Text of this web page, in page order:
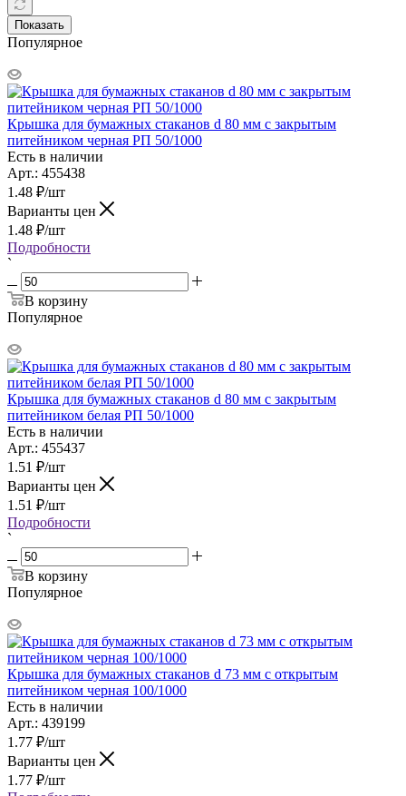
Показать
Популярное
Крышка для бумажных стаканов d 80 мм с закрытым
питейником черная РП 50/1000
Есть в наличии
Арт.: 455438
1.48 ₽/шт
Варианты цен
1.48 ₽/шт
Подробности
`
В корзину
Популярное
Крышка для бумажных стаканов d 80 мм с закрытым
питейником белая РП 50/1000
Есть в наличии
Арт.: 455437
1.51 ₽/шт
Варианты цен
1.51 ₽/шт
Подробности
`
В корзину
Популярное
Крышка для бумажных стаканов d 73 мм с открытым
питейником черная 100/1000
Есть в наличии
Арт.: 439199
1.77 ₽/шт
Варианты цен
1.77 ₽/шт